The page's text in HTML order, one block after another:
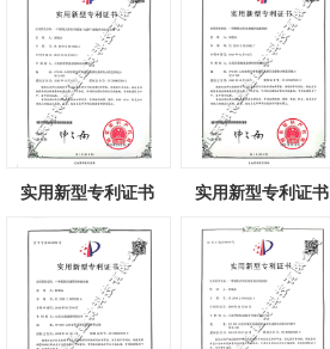
实用新型专利证书 实用新型专利证书